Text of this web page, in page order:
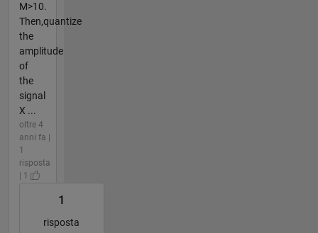
M>10.
Then,quantize
the
amplitude
of
the
signal
X ...
oltre 4
anni fa |
1
risposta
| 1
1
risposta